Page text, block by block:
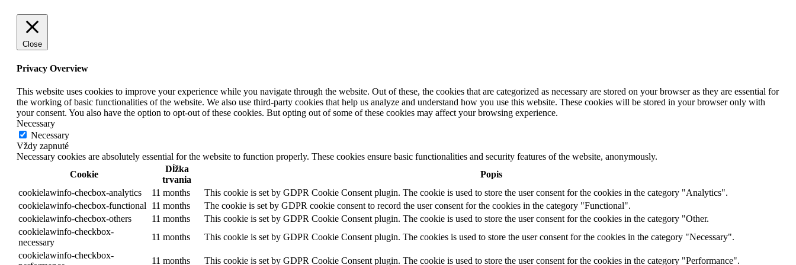
Close
Privacy Overview
This website uses cookies to improve your experience while you navigate through the website. Out of these, the cookies that are categorized as necessary are stored on your browser as they are essential for
the working of basic functionalities of the website. We also use third-party cookies that help us analyze and understand how you use this website. These cookies will be stored in your browser only with
your consent. You also have the option to opt-out of these cookies. But opting out of some of these cookies may affect your browsing experience.
Necessary
Necessary
Vždy zapnuté
Necessary cookies are absolutely essential for the website to function properly. These cookies ensure basic functionalities and security features of the website, anonymously.
Cookie
Dĺžka
trvania
Popis
cookielawinfo-checbox-analytics
11 months
This cookie is set by GDPR Cookie Consent plugin. The cookie is used to store the user consent for the cookies in the category "Analytics".
cookielawinfo-checbox-functional
11 months
The cookie is set by GDPR cookie consent to record the user consent for the cookies in the category "Functional".
cookielawinfo-checbox-others
11 months
This cookie is set by GDPR Cookie Consent plugin. The cookie is used to store the user consent for the cookies in the category "Other.
cookielawinfo-checkbox-
necessary
11 months
This cookie is set by GDPR Cookie Consent plugin. The cookies is used to store the user consent for the cookies in the category "Necessary".
cookielawinfo-checkbox-
11 months This cookie is set by GDPR Cookie Consent plugin. The cookie is used to store the user consent for the cookies in the category "Performance".